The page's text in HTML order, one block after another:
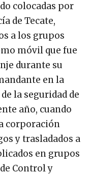
colocadas por
de Tecate,
a los grupos
móvil que fue
durante su
en la
la seguridad de
año, cuando
corporación
y trasladados a
en grupos
Control y